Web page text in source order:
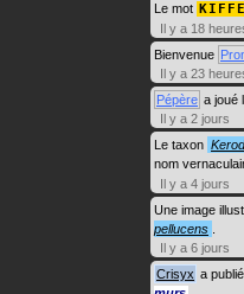
Le mot
Il y a 18
Bienvenue
Il y a 23
Pépère a joué
Il y a 2 jours
Le taxon
nom
Il y a 4 jours
Une image
pellucens
Il y a 6 jours
Crisyx a